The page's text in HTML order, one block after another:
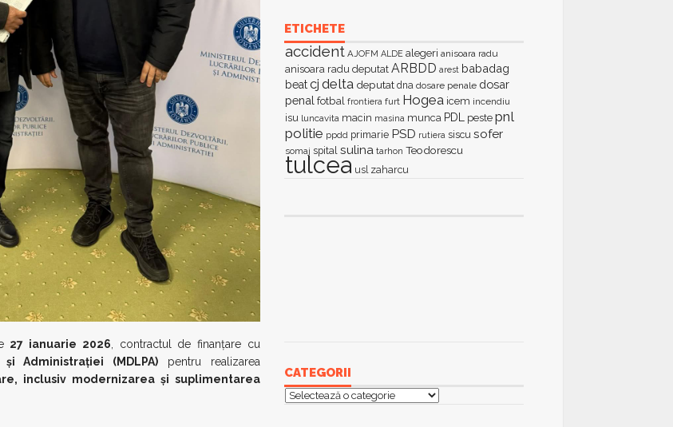
27 ianuarie 2026, contractul de finanțare cu
Administrației (MDLPA) pentru realizarea
inclusiv modernizarea și suplimentarea
ETICHETE
accident AJOFM ALDE alegeri anisoara radu
anisoara radu deputat ARBDD arest babadag
beatcj delta deputat dna dosare penale dosar
penal fotbal frontiera furt Hogea icem incendiu
isu luncavita macin masina munca PDL peste pnl
politie ppdd primarie PSD rutiera siscu sofer
somaj spital sulina tarhon Teodorescu
tulcea usl zaharcu
CATEGORII
Categorii